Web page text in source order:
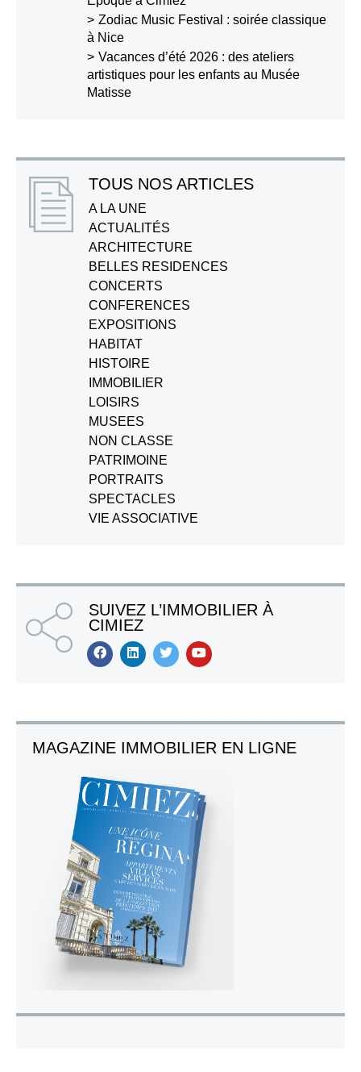
Zodiac Music Festival : soirée classique
à Nice
Vacances d’été 2026 : des ateliers
artistiques pour les enfants au Musée
Matisse
TOUS NOS ARTICLES
A LA UNE
ACTUALITÉS
ARCHITECTURE
BELLES RESIDENCES
CONCERTS
CONFERENCES
EXPOSITIONS
HABITAT
HISTOIRE
IMMOBILIER
LOISIRS
MUSEES
NON CLASSE
PATRIMOINE
PORTRAITS
SPECTACLES
VIE ASSOCIATIVE
SUIVEZ L’IMMOBILIER À
CIMIEZ
MAGAZINE IMMOBILIER EN LIGNE